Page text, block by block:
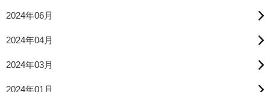
2024年06月
2024年04月
2024年03月
2024年01月